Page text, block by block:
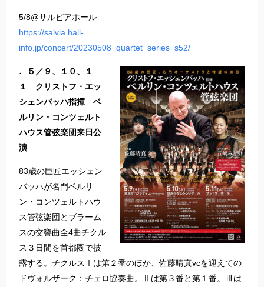
5/8@サルビアホール
https://salvia.hall-
info.jp/concert/20230508_quartet_series_s52/
♩５／９、１０、１
１ クリストフ・エッ
シェンバッハ指揮 ベ
ルリン・コンツェルト
ハウス管弦楽団来日公
演
83歳の巨匠エッシェン
バッハが名門ベルリ
ン・コンツェルトハウ
ス管弦楽団とブラーム
スの交響曲全4曲チクル
ス３日間を首都圏で披
露する。チクルスⅠは第２番のほか、佐藤晴真vcを迎えての
ドヴォルザーク：チェロ協奏曲。Ⅱは第３番と第１番。Ⅲは